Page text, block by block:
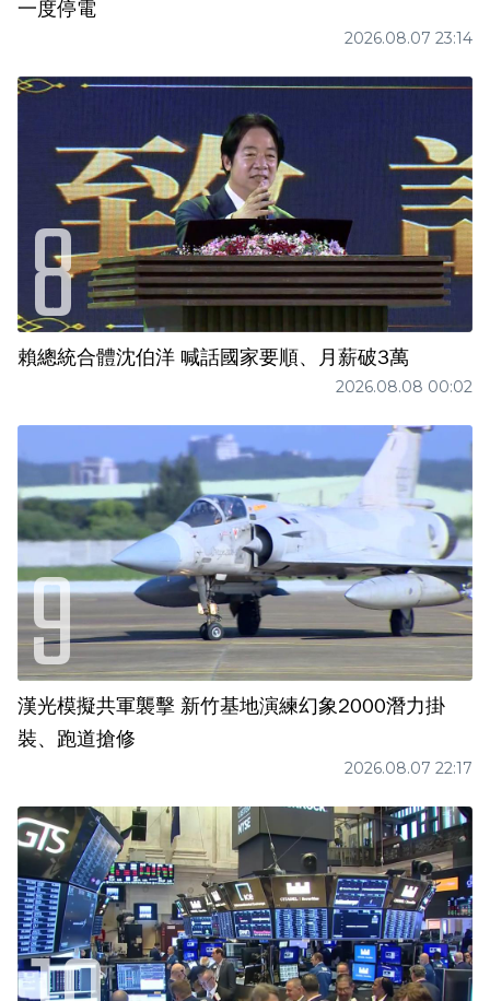
一度停電
2026.08.07 23:14
賴總統合體沈伯洋 喊話國家要順、月薪破3萬
2026.08.08 00:02
漢光模擬共軍襲擊 新竹基地演練幻象2000潛力掛
裝、跑道搶修
2026.08.07 22:17